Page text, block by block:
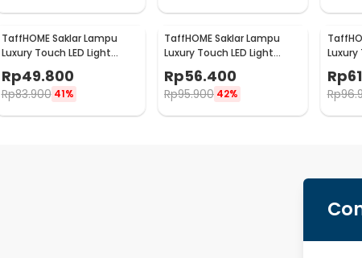
TaffHOME Saklar Lampu
Luxury Touch LED Light
Panel 1 Gang - AO-001
Rp49.800
Rp83.900 41%
TaffHOME Saklar Lampu
Luxury Touch LED Light
Panel 2 Gang - AO-001
Rp56.400
Rp95.900 42%
Luxury
Panel
Rp
Rp